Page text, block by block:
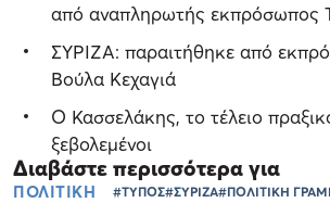
από αναπληρωτής εκπρόσωπος
ΣΥΡΙΖΑ: παραιτήθηκε από
Βούλα Κεχαγιά
Ο Κασσελάκης, το τέλειο
ξεβολεμένοι
Διαβάστε περισσότερα για
ΠΟΛΙΤΙΚΗ #ΤΥΠΟΣ#ΣΥΡΙΖΑ#ΠΟΛΙΤΙΚΗ